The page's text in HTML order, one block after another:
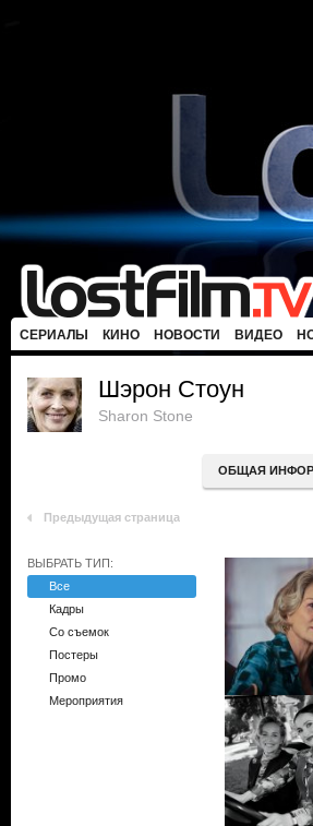
СЕРИАЛЫ КИНО НОВОСТИ ВИДЕО
Шэрон Стоун
Sharon Stone
ОБЩАЯ
Предыдущая страница
ВЫБРАТЬ ТИП:
Все
Кадры
Со съемок
Постеры
Промо
Мероприятия